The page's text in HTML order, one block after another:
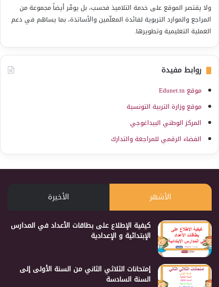
ولا يقتصر الموقع على خدمة التلاميذ فحسب، بل يوفّر أيضاً مجموعة من
المراجع والموارد التربوية لفائدة المعلّمين والأساتذة، بما يساهم في دعم
العملية التعليمية وتطويرها.
روابط مفيدة
موقع Edunet.tn
موقع وزارة التربية التونسية
المركز الوطني البيداغوجي
الفضاء الرقمي للمراجعة والتدارك
الأشهر الأخيرة
كيفية الإطلاع على بطاقات الأعداد في المدارس
الإبتدائية و الإعدادية
إمتحانات الثلاثي الثاني من السنة الأولى إلى
السنة السادسة